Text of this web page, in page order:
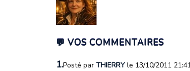
💬 VOS COMMENTAIRES
1.Posté par THIERRY le 13/10/2011